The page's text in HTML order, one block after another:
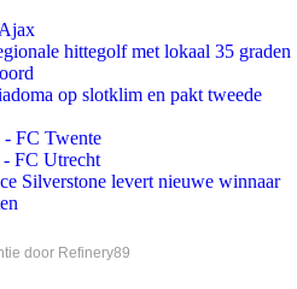
hittegolf met lokaal 35 graden
op slotklim en pakt tweede
- FC Twente
FC Utrecht
Silverstone levert nieuwe winnaar
door Refinery89